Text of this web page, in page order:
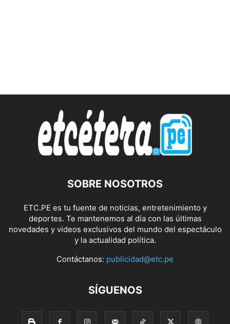
SOBRE NOSOTROS
ETC.PE es tu fuente de noticias, entretenimiento y
deportes. Te mantenemos al día con las últimas
novedades y videos exclusivos del mundo del espectáculo
y la actualidad política.
Contáctanos: publicidad@etc.pe
SÍGUENOS